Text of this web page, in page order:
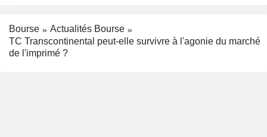
Bourse
Actualités Bourse
TC Transcontinental peut-elle survivre à l'agonie du marché
de l'imprimé ?